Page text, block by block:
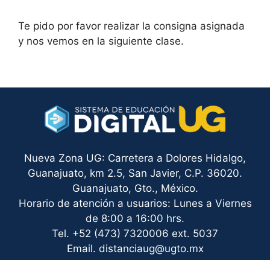
Te pido por favor realizar la consigna asignada
y nos vemos en la siguiente clase.
Nueva Zona UG: Carretera a Dolores Hidalgo,
Guanajuato, km 2.5, San Javier, C.P. 36020.
Guanajuato, Gto., México.
Horario de atención a usuarios: Lunes a Viernes
de 8:00 a 16:00 hrs.
Tel. +52 (473) 7320006 ext. 5037
Email. distanciaug@ugto.mx